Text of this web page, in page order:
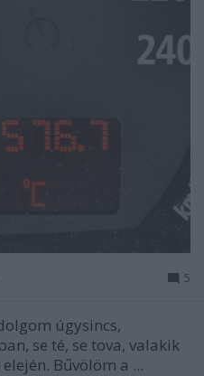
5
úgysincs,
se té, se tova, valakik
Bűvölöm a ...